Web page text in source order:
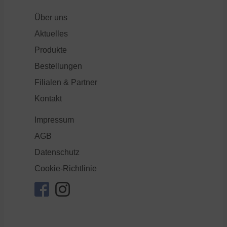
Über uns
Aktuelles
Produkte
Bestellungen
Filialen & Partner
Kontakt
Impressum
AGB
Datenschutz
Cookie-Richtlinie